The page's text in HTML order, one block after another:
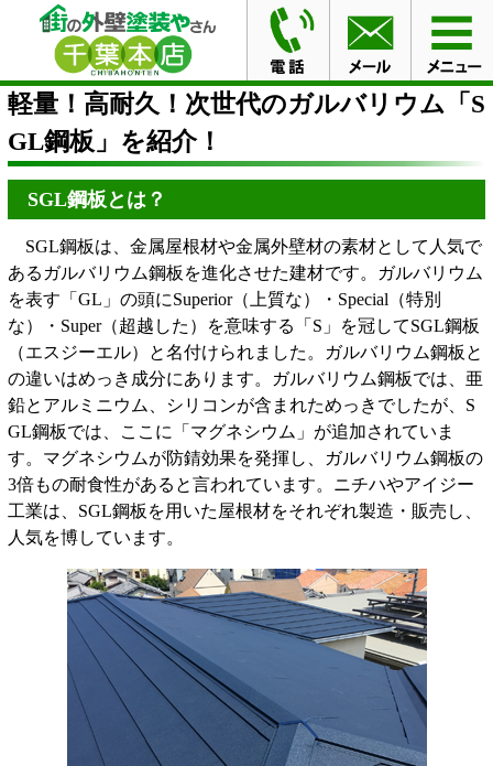
HOME ブログ
軽量！高耐久！次世代のガルバリウム
「SGL鋼板」を紹介！
軽量！高耐久！次世代のガルバリウム「S
GL鋼板」を紹介！
SGL鋼板とは？
SGL鋼板は、金属屋根材や金属外壁材の素材として人気で
あるガルバリウム鋼板を進化させた建材です。ガルバリウム
を表す「GL」の頭にSuperior（上質な）・Special（特別
な）・Super（超越した）を意味する「S」を冠してSGL鋼板
（エスジーエル）と名付けられました。ガルバリウム鋼板と
の違いはめっき成分にあります。ガルバリウム鋼板では、亜
鉛とアルミニウム、シリコンが含まれためっきでしたが、S
GL鋼板では、ここに「マグネシウム」が追加されていま
す。マグネシウムが防錆効果を発揮し、ガルバリウム鋼板の
3倍もの耐食性があると言われています。ニチハやアイジー
工業は、SGL鋼板を用いた屋根材をそれぞれ製造・販売し、
人気を博しています。